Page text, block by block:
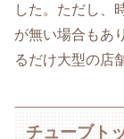
した。ただし、
が無い場合もあ
るだけ大型の店
チューブト